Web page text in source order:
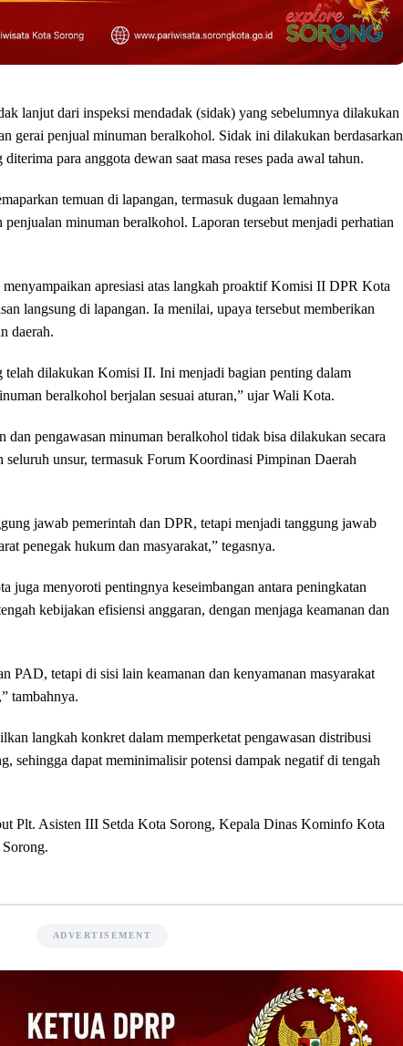
lanjut dari inspeksi mendadak (sidak) yang sebelumnya dilakukan
gerai penjual minuman beralkohol. Sidak ini dilakukan berdasarkan
para anggota dewan saat masa reses pada awal tahun.
temuan di lapangan, termasuk dugaan lemahnya
penjualan minuman beralkohol. Laporan tersebut menjadi perhatian
apresiasi atas langkah proaktif Komisi II DPR Kota
langsung di lapangan. Ia menilai, upaya tersebut memberikan
daerah.
telah dilakukan Komisi II. Ini menjadi bagian penting dalam
beralkohol berjalan sesuai aturan,” ujar Wali Kota.
dan pengawasan minuman beralkohol tidak bisa dilakukan secara
seluruh unsur, termasuk Forum Koordinasi Pimpinan Daerah
jawab pemerintah dan DPR, tetapi menjadi tanggung jawab
penegak hukum dan masyarakat,” tegasnya.
juga menyoroti pentingnya keseimbangan antara peningkatan
kebijakan efisiensi anggaran, dengan menjaga keamanan dan
PAD, tetapi di sisi lain keamanan dan kenyamanan masyarakat
tambahnya.
langkah konkret dalam memperketat pengawasan distribusi
sehingga dapat meminimalisir potensi dampak negatif di tengah
Plt. Asisten III Setda Kota Sorong, Kepala Dinas Kominfo Kota
ADVERTISEMENT